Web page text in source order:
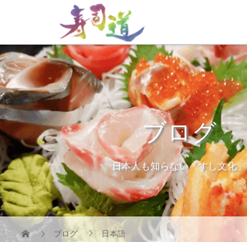
ブログ
日本人も知らない「すし文化」
ブログ 日本語